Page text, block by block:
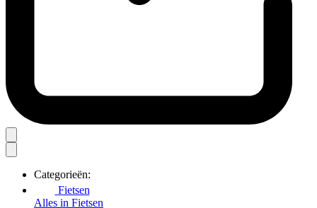
Categorieën:
Fietsen
Alles in Fietsen